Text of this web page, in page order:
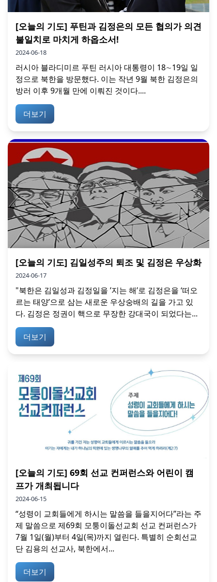
[오늘의 기도] 푸틴과 김정은의 모든 협의가 의견
불일치로 마치게 하옵소서!
2024-06-18
러시아 블라디미르 푸틴 러시아 대통령이 18∼19일 일
정으로 북한을 방문했다. 이는 작년 9월 북한 김정은의
방러 이후 9개월 만에 이뤄진 것이다....
더보기
[오늘의 기도] 김일성주의 퇴조 및 김정은 우상화
2024-06-17
"북한은 김일성과 김정일을 ’지는 해’로 김정은을 ‘떠오
르는 태양’으로 삼는 새로운 우상숭배의 길을 가고 있
다. 김정은 정권이 핵으로 무장한 강대국이 되었다는...
더보기
[오늘의 기도] 69회 선교 컨퍼런스와 어린이 캠
프가 개최됩니다
2024-06-15
“성령이 교회들에게 하시는 말씀을 들을지어다”라는 주
제 말씀으로 제69회 모퉁이돌선교회 선교 컨퍼런스가
7월 1일(월)부터 4일(목)까지 열린다. 특별히 순회선교
단 김용의 선교사, 북한에서...
더보기